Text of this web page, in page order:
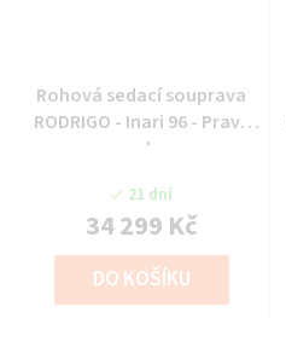
Rohová sedací souprava
RODRIGO - Inari 96 - Pravý
roh
21 dní
34 299 Kč
DO KOŠÍKU